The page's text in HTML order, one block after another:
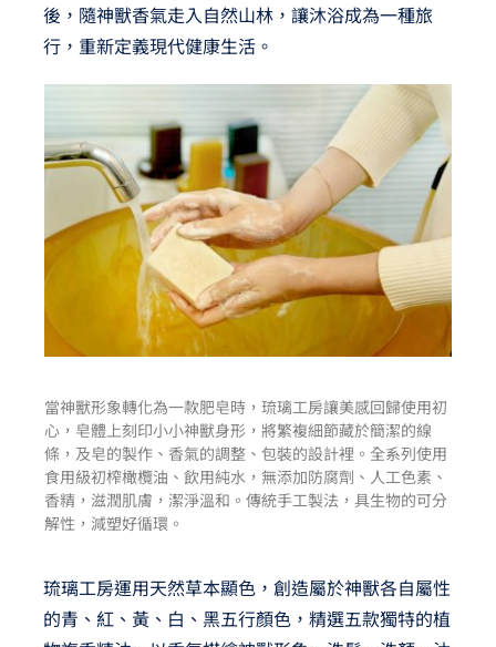
後，隨神獸香氣走入自然山林，讓沐浴成為一種旅
行，重新定義現代健康生活。
當神獸形象轉化為一款肥皂時，琉璃工房讓美感回歸使用初
心，皂體上刻印小小神獸身形，將繁複細節藏於簡潔的線
條，及皂的製作、香氣的調整、包裝的設計裡。全系列使用
食用級初榨橄欖油、飲用純水，無添加防腐劑、人工色素、
香精，滋潤肌膚，潔淨溫和。傳統手工製法，具生物的可分
解性，減塑好循環。
琉璃工房運用天然草本顯色，創造屬於神獸各自屬性
的青、紅、黃、白、黑五行顏色，精選五款獨特的植